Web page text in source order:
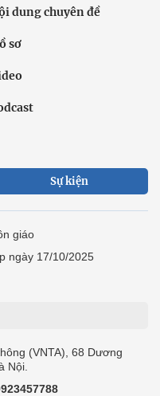
dung chuyên đề
sơ
Sự kiện
giáo
ngày 17/10/2025
(VNTA), 68 Dương
Nội.